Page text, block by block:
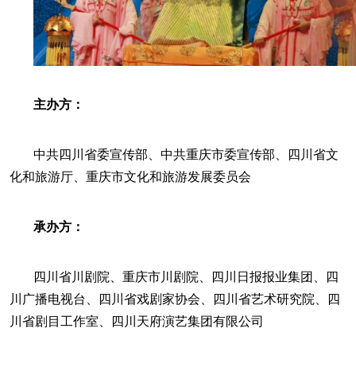
主办方：
中共四川省委宣传部、中共重庆市委宣传部、四川省文
化和旅游厅、重庆市文化和旅游发展委员会
承办方：
四川省川剧院、重庆市川剧院、四川日报报业集团、四
川广播电视台、四川省戏剧家协会、四川省艺术研究院、四
川省剧目工作室、四川天府演艺集团有限公司